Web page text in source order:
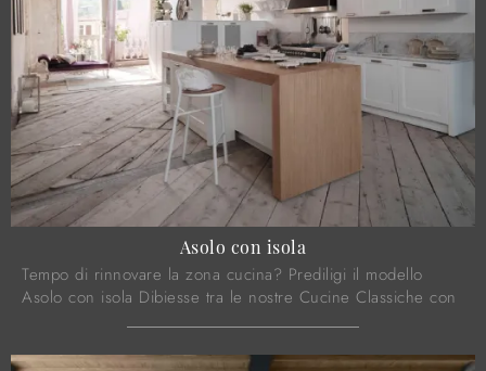
Asolo con isola
Tempo di rinnovare la zona cucina? Prediligi il modello
Asolo con isola Dibiesse tra le nostre Cucine Classiche con